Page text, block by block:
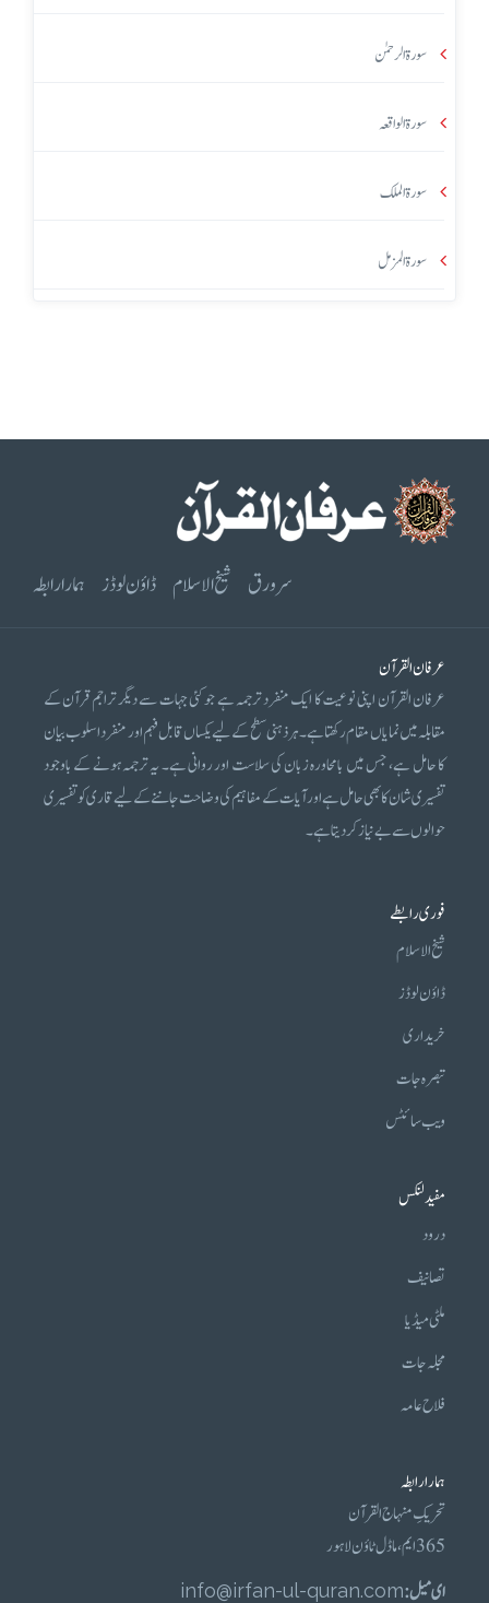
سورۃ الرحمٰن
سورۃ الواقعہ
سورۃ الملک
سورۃ المزمل
سرورق شیخ الاسلام ڈاؤن لوڈز ہمارا رابطہ
عرفان القرآن
عرفان القرآن اپنی نوعیت کا ایک منفرد ترجمہ ہے جو کئی جہات سے دیگر تراجم قرآن کے
مقابلہ میں نمایاں مقام رکھتا ہے۔ ہر ذہنی سطح کے لیے یکساں قابل فہم اور منفرد اسلوب بیان
کا حامل ہے، جس میں بامحاورہ زبان کی سلاست اور روانی ہے۔ یہ ترجمہ ہونے کے باوجود
تفسیری شان کا بھی حامل ہے اور آیات کے مفاہیم کی وضاحت جاننے کے لیے قاری کو تفسیری
حوالوں سے بے نیاز کر دیتا ہے۔
فوری رابطے
شیخ الاسلام
ڈاؤن لوڈز
خریداری
تبصرہ جات
ویب سائٹس
مفید لنکس
درود
تصانیف
ملٹی میڈیا
مجلہ جات
فلاح عامہ
ہمارا رابطہ
تحریکِ منہاج القرآن
365 ایم، ماڈل ٹاؤن لاہور
ای میل :info@irfan-ul-quran.com